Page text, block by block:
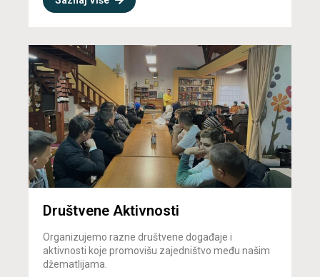
Društvene Aktivnosti
Organizujemo razne društvene događaje i
aktivnosti koje promovišu zajedništvo među našim
džematlijama.